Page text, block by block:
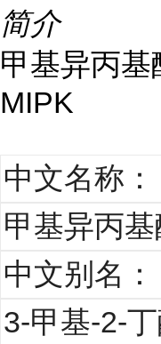
简介
甲基异丙基
MIPK
中文名称：
甲基异丙基
中文别名：
3-甲基-2-